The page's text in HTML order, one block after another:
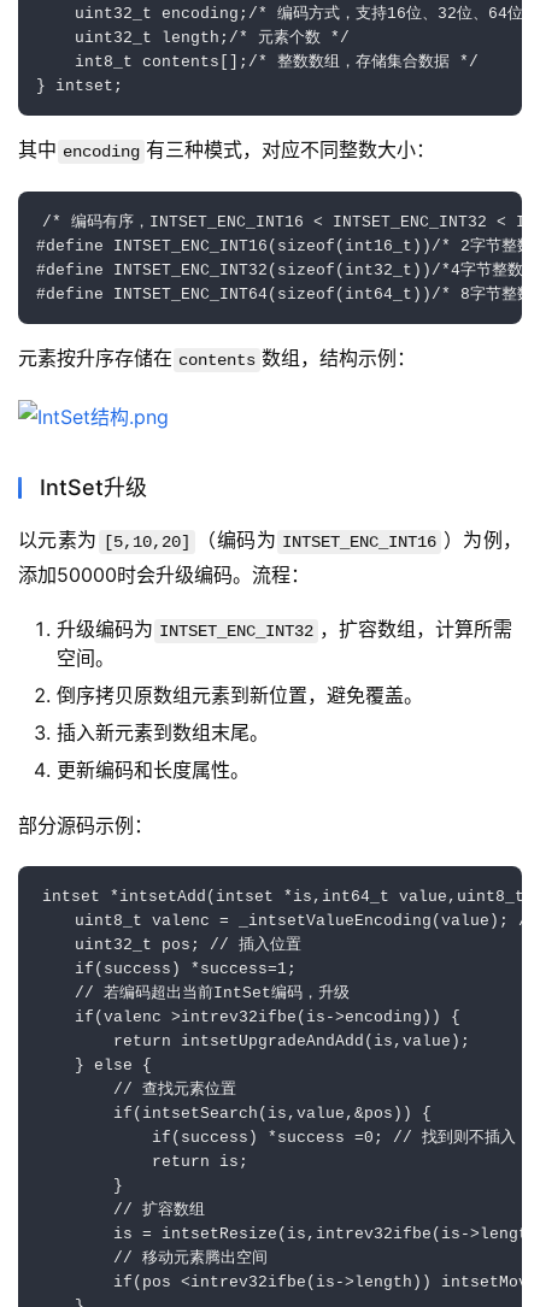
uint32_t encoding;/* 编码方式，支持16位、32位、64位
    uint32_t length;/* 元素个数 */
    int8_t contents[];/* 整数数组，存储集合数据 */
其中 encoding 有三种模式，对应不同整数大小：
/* 编码有序，INTSET_ENC_INT16 < INTSET_ENC_INT32 <
#define INTSET_ENC_INT16(sizeof(int16_t))/* 2字节整数
#define INTSET_ENC_INT32(sizeof(int32_t))/*4字节整数
元素按升序存储在 contents 数组，结构示例：
IntSet升级
以元素为 [5,10,20] （编码为 INTSET_ENC_INT16 ）为例，
添加50000时会升级编码。流程：
升级编码为 INTSET_ENC_INT32 ，扩容数组，计算所需
空间。
倒序拷贝原数组元素到新位置，避免覆盖。
插入新元素到数组末尾。
更新编码和长度属性。
部分源码示例：
intset *intsetAdd(intset *is,int64_t value,uint8_t
uint8_t valenc = _intsetValueEncoding(value); //
    uint32_t pos; // 插入位置
    if(success) *success=1;
    // 若编码超出当前IntSet编码，升级
    if(valenc >intrev32ifbe(is->encoding)) {
        return intsetUpgradeAndAdd(is,value);
    } else {
        // 查找元素位置
        if(intsetSearch(is,value,&pos)) {
            if(success) *success =0; // 找到则不插入
            return is;
        }
        // 扩容数组
is = intsetResize(is,intrev32ifbe(is-
        // 移动元素腾出空间
if(pos <intrev32ifbe(is->length))